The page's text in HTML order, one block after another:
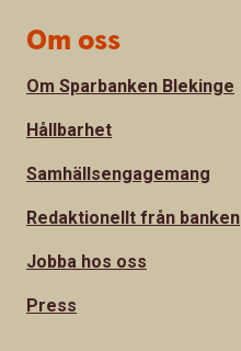
Om oss
Om Sparbanken Blekinge
Hållbarhet
Samhällsengagemang
Redaktionellt från banken
Jobba hos oss
Press